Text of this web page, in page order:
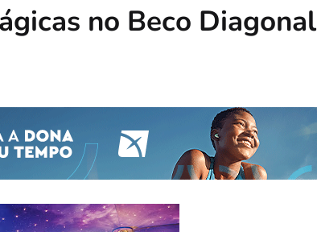
no Beco Diagonal